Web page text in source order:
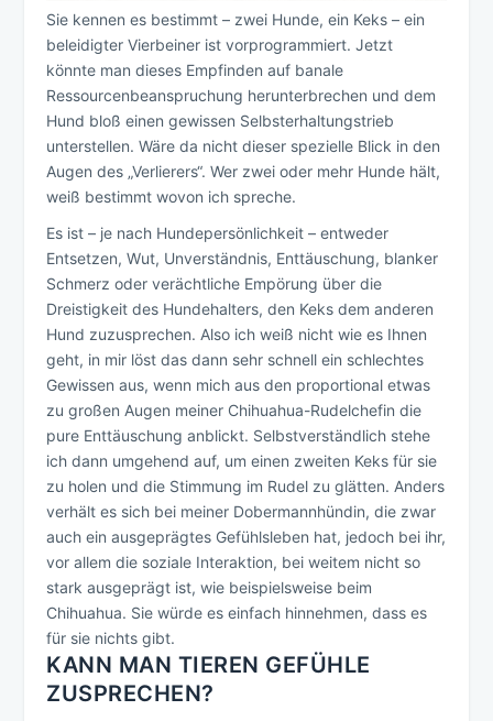
Sie kennen es bestimmt – zwei Hunde, ein Keks – ein
beleidigter Vierbeiner ist vorprogrammiert. Jetzt
könnte man dieses Empfinden auf banale
Ressourcenbeanspruchung herunterbrechen und dem
Hund bloß einen gewissen Selbsterhaltungstrieb
unterstellen. Wäre da nicht dieser spezielle Blick in den
Augen des „Verlierers“. Wer zwei oder mehr Hunde hält,
weiß bestimmt wovon ich spreche.
Es ist – je nach Hundepersönlichkeit – entweder
Entsetzen, Wut, Unverständnis, Enttäuschung, blanker
Schmerz oder verächtliche Empörung über die
Dreistigkeit des Hundehalters, den Keks dem anderen
Hund zuzusprechen. Also ich weiß nicht wie es Ihnen
geht, in mir löst das dann sehr schnell ein schlechtes
Gewissen aus, wenn mich aus den proportional etwas
zu großen Augen meiner Chihuahua-Rudelchefin die
pure Enttäuschung anblickt. Selbstverständlich stehe
ich dann umgehend auf, um einen zweiten Keks für sie
zu holen und die Stimmung im Rudel zu glätten. Anders
verhält es sich bei meiner Dobermannhündin, die zwar
auch ein ausgeprägtes Gefühlsleben hat, jedoch bei ihr,
vor allem die soziale Interaktion, bei weitem nicht so
stark ausgeprägt ist, wie beispielsweise beim
Chihuahua. Sie würde es einfach hinnehmen, dass es
für sie nichts gibt.
KANN MAN TIEREN GEFÜHLE
ZUSPRECHEN?